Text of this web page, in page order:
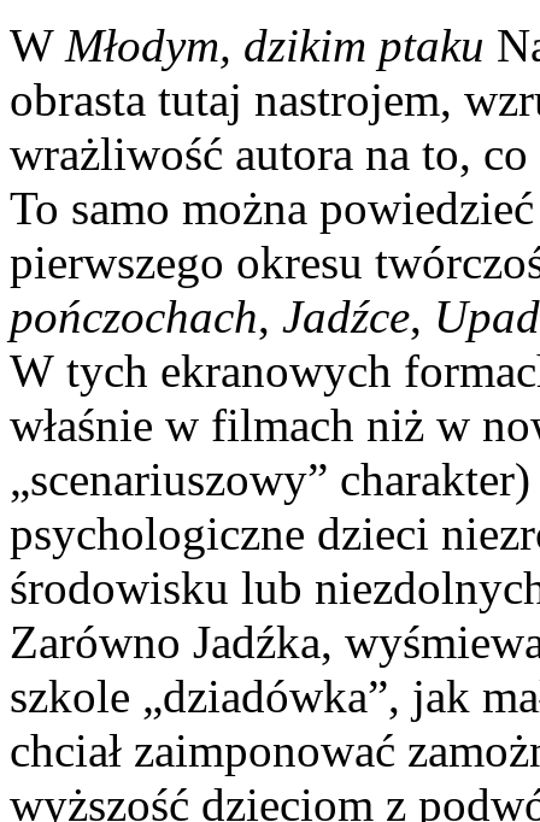
W Młodym, dzikim ptaku
obrasta tutaj nastrojem,
wrażliwość autora na to,
To samo można
pierwszego okresu
pończochach, Jadźce,
W tych ekranowych
właśnie w filmach niż w
„scenariuszowy”
psychologiczne dzieci
środowisku lub
Zarówno Jadźka,
szkole „dziadówka”, jak
chciał zaimponować
wyższość dzieciom z